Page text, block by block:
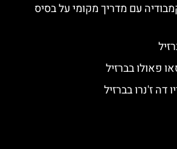
עם מדריך מקומי על בסיס
פאולו בברזיל
דה ז'נרו בברזיל